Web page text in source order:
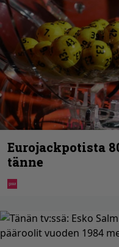
Eurojackpotista
tänne